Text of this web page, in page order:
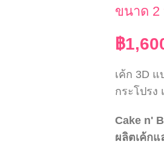
ขนาด 2
฿
เค้ก 3D
กระโปรง
Cake n'
ผลิตเค้กแ